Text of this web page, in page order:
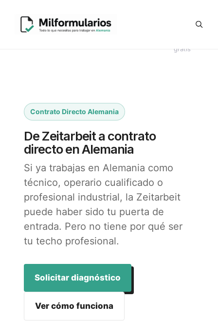
contenido Telegram
#8044
(sin
Revisión
CV en
Kündigung
gratis
Contrato Directo Alemania
De Zeitarbeit a contrato
directo en Alemania
Si ya trabajas en Alemania como
técnico, operario cualificado o
profesional industrial, la Zeitarbeit
puede haber sido tu puerta de
entrada. Pero no tiene por qué ser
tu techo profesional.
Solicitar diagnóstico
Ver cómo funciona